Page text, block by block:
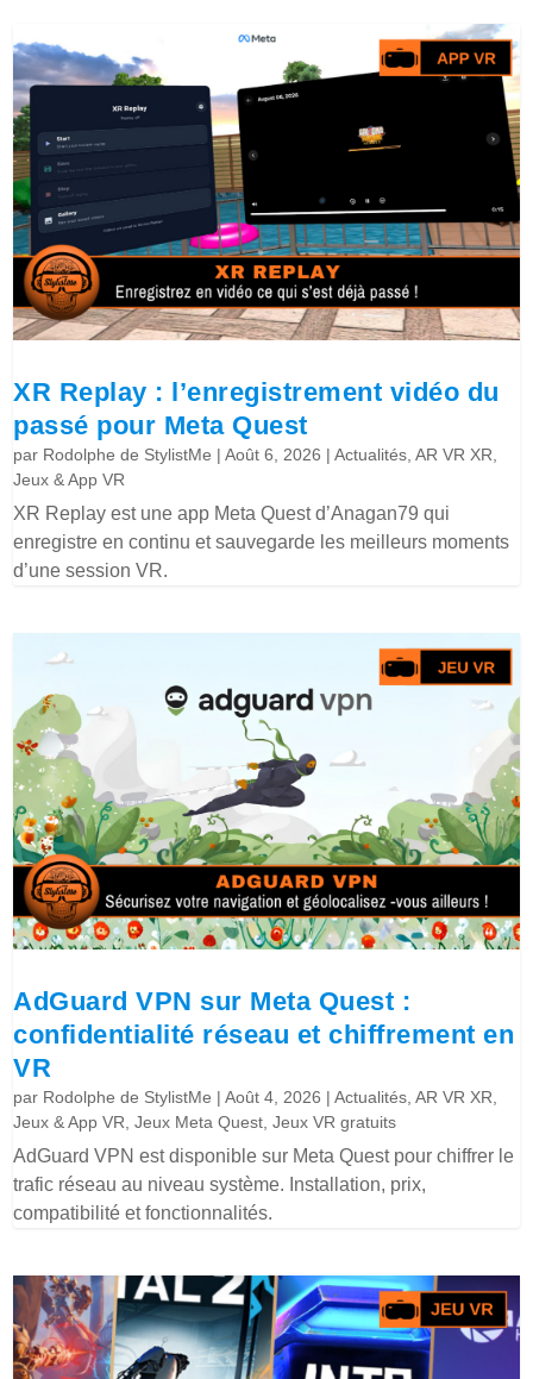
XR Replay : l’enregistrement vidéo du
passé pour Meta Quest
par Rodolphe de StylistMe |Août 6, 2026 |Actualités,AR VR XR,
Jeux & App VR
XR Replay est une app Meta Quest d’Anagan79 qui
enregistre en continu et sauvegarde les meilleurs moments
d’une session VR.
AdGuard VPN sur Meta Quest :
confidentialité réseau et chiffrement en
VR
par Rodolphe de StylistMe |Août 4, 2026 |Actualités,AR VR XR,
Jeux & App VR,Jeux Meta Quest,Jeux VR gratuits
AdGuard VPN est disponible sur Meta Quest pour chiffrer le
trafic réseau au niveau système. Installation, prix,
compatibilité et fonctionnalités.